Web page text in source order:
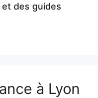
des guides
à Lyon